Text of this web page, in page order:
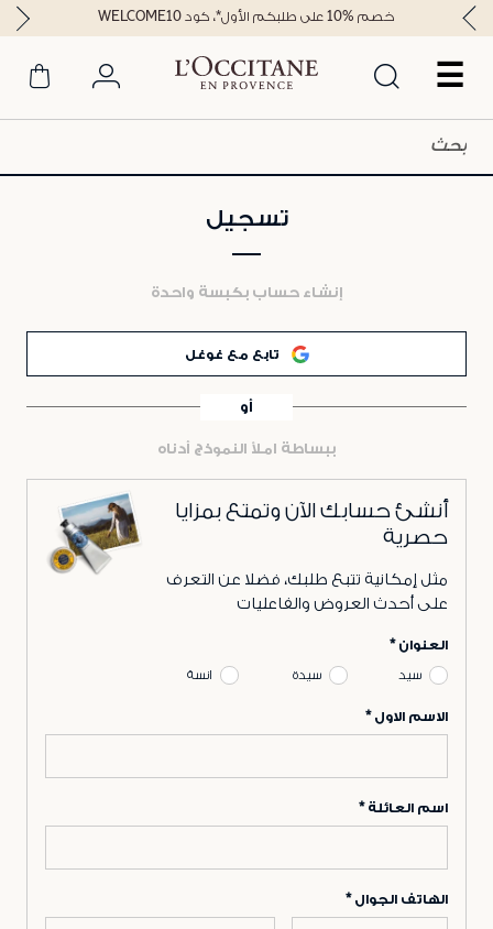
☰
خصم %10 على طلبكم الأول*، كود WELCOME10
تسجيل
إنشاء حساب بكبسة واحدة
تابع مع غوغل
أو
ببساطة املأ النموذج أدناه
أنشئ حسابك الآن وتمتع بمزايا
حصرية
مثل إمكانية تتبع طلبك، فضلا عن التعرف
على أحدث العروض والفاعليات
العنوان
سيد سيدة انسة
الاسم الاول
اسم العائلة
الهاتف الجوال